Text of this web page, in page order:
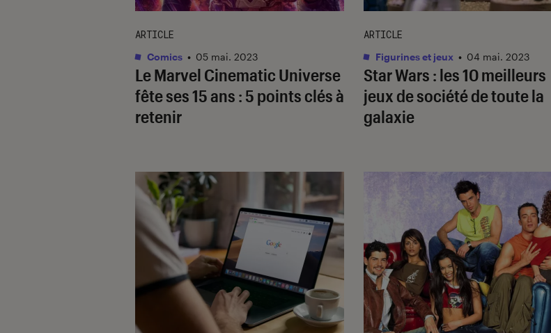
Le Marvel Cinematic Universe
fête ses 15 ans : 5 points clés à
retenir
ARTICLE
Comics • 05 mai. 2023
Star Wars : les 10 meilleurs
jeux de société de toute la
galaxie
ARTICLE
Figurines et jeux • 04 mai. 2023